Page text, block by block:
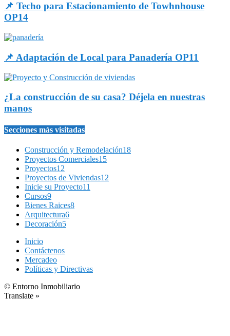
📌 Techo para Estacionamiento de Towhnhouse
OP14
📌 Adaptación de Local para Panadería OP11
¿La construcción de su casa? Déjela en nuestras
manos
Secciones más visitadas
Construcción y Remodelación18
Proyectos Comerciales15
Proyectos12
Proyectos de Viviendas12
Inicie su Proyecto11
Cursos9
Bienes Raices8
Arquitectura6
Decoración5
Inicio
Contáctenos
Mercadeo
Políticas y Directivas
© Entorno Inmobiliario
Translate »